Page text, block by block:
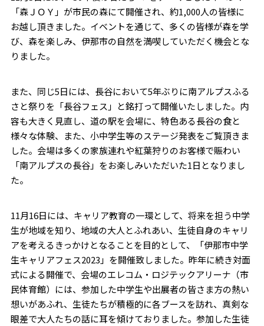
「森ＪＯＹ」が市民の森にて開催され、約1,000人の皆様に
お越し頂きました。イベントを通じて、多くの皆様が森を学
び、森を楽しみ、伊那市の自然を満喫していただく機会とな
りました。
また、同じ5日には、長谷において5年ぶりに南アルプスふる
さと祭りを「長谷フェス」と銘打って開催いたしました。内
容も大きく見直し、道の駅を会場に、特色ある長谷の食と
様々な体験、また、小中学生等のステージ発表をご覧頂きま
した。会場は多くの家族連れや紅葉狩りのお客様で賑わい
「南アルプスの長谷」をお楽しみいただいた1日となりまし
た。
11月16日には、キャリア教育の一環として、将来を担う中学
生が地域を知り、地域の大人とふれあい、生徒自身のキャリ
アを考えるきっかけとなることを目的として、「伊那市中学
生キャリアフェス2023」を開催致しました。昨年に続き対面
式による開催で、会場のエレコム・ロジテックアリーナ（市
民体育館）には、参加した中学生や出展者の皆さま方の熱い
想いがあふれ、生徒たちが積極的に各ブースを訪れ、真剣な
眼差で大人たちの話に耳を傾けておりました。参加した生徒